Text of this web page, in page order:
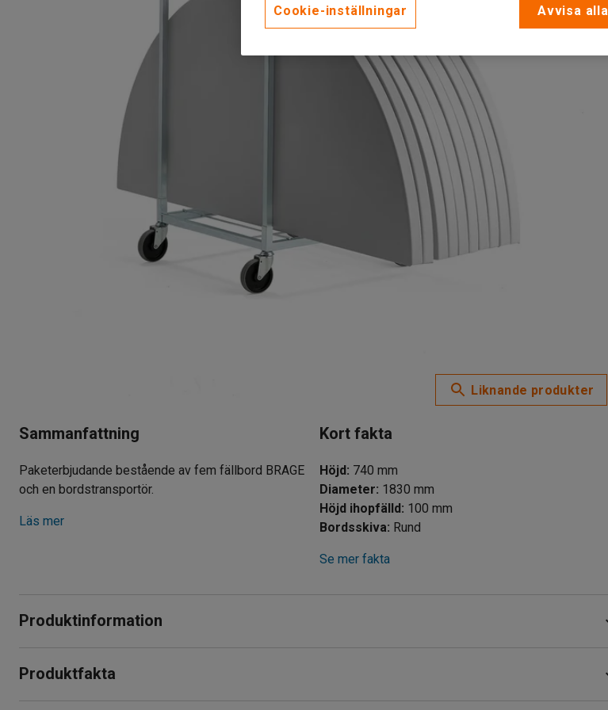
Liknande produkter
Sammanfattning
Paketerbjudande bestående av fem fällbord BRAGE
och en bordstransportör.
Läs mer
Kort fakta
Höjd : 740 mm
Diameter: 1830 mm
Höjd ihopfälld : 100 mm
Bordsskiva: Rund
Se mer fakta
Produktinformation
det enkelt att både förvara och förflytta bord. Det är perfekt för exempelvis mässor, konferenser,
Produktfakta
Cookie-inställningar Avvisa alla